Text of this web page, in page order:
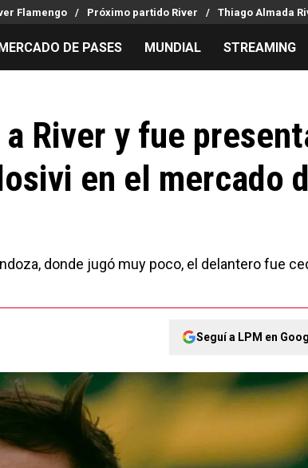
Flamengo Próximo partido River Thiago Almada
Mercado de Pases
Análisis tácticos
Juanfer Quintero
Chacho Coudet
Entradas
Los goles de River
DE PASES MUNDIAL STREAMING
River y fue
en el mercado
donde jugó muy poco, el delantero fue
Seguí a LPM en